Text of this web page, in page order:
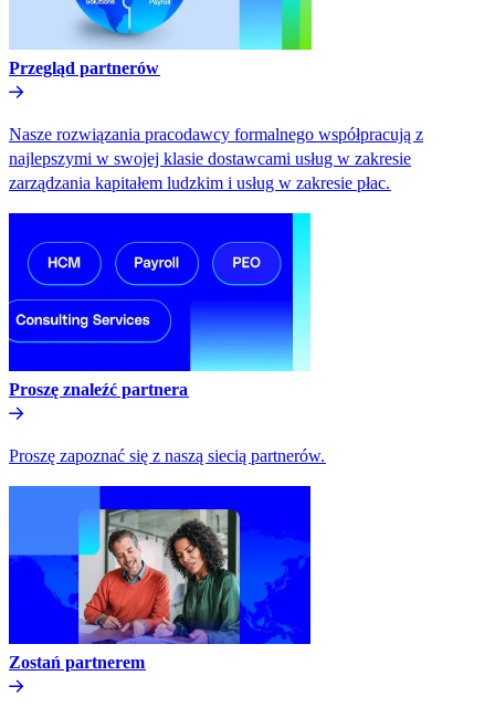
Przegląd partnerów​​
Nasze rozwiązania pracodawcy formalnego współpracują z
najlepszymi w swojej klasie dostawcami usług w zakresie
zarządzania kapitałem ludzkim i usług w zakresie płac.​​
Proszę znaleźć partnera​​
Proszę zapoznać się z naszą siecią partnerów.​​
Zostań partnerem​​